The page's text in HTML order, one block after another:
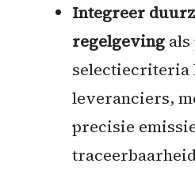
Integreer
regelgevingals
selectiecriteria
leveranciers,
precisie